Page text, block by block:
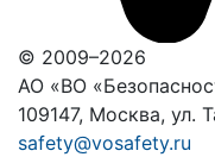
© 2009–2026
АО «ВО
109147, Москва, ул.
safety@vosafety.ru